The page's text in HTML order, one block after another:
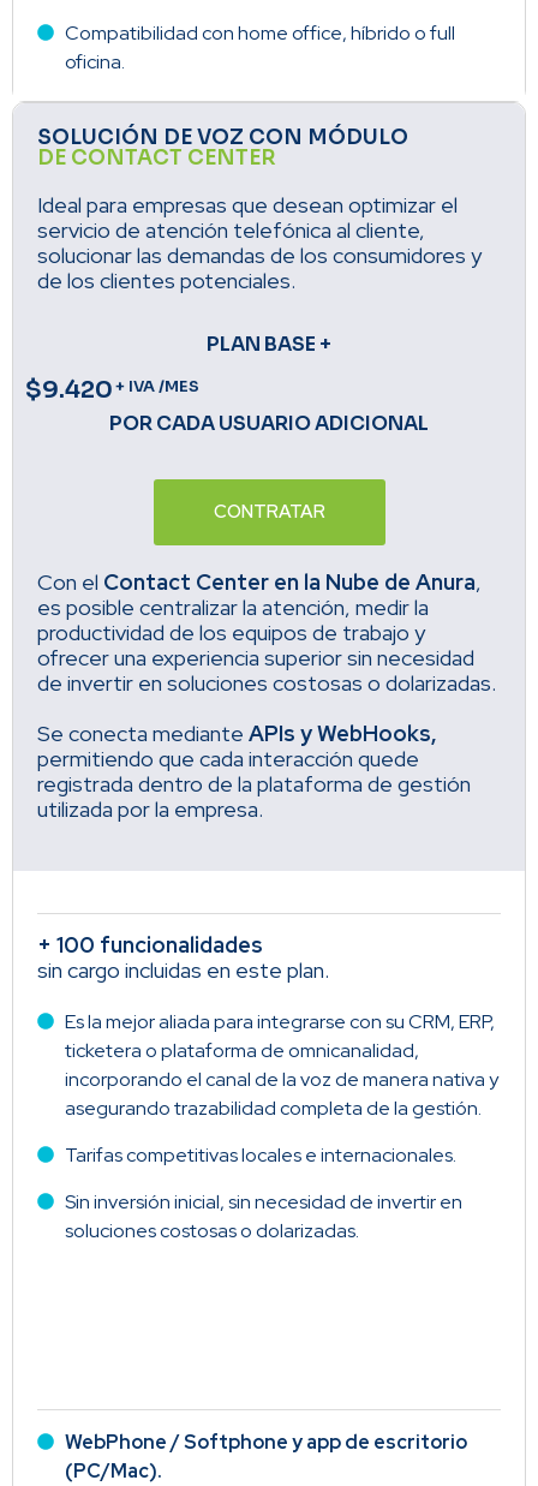
Compatibilidad con home office, híbrido o full
oficina.
SOLUCIÓN DE VOZ CON MÓDULO
DE CONTACT CENTER
Ideal para empresas que desean optimizar el
servicio de atención telefónica al cliente,
solucionar las demandas de los consumidores y
de los clientes potenciales.
PLAN BASE +
$9.420+ IVA /MES
POR CADA USUARIO ADICIONAL
CONTRATAR
Con el Contact Center en la Nube de Anura,
es posible centralizar la atención, medir la
productividad de los equipos de trabajo y
ofrecer una experiencia superior sin necesidad
de invertir en soluciones costosas o dolarizadas.
Se conecta mediante APIs y WebHooks,
permitiendo que cada interacción quede
registrada dentro de la plataforma de gestión
utilizada por la empresa.
+ 100 funcionalidades
sin cargo incluidas en este plan.
Es la mejor aliada para integrarse con su CRM, ERP,
ticketera o plataforma de omnicanalidad,
incorporando el canal de la voz de manera nativa y
asegurando trazabilidad completa de la gestión.
Tarifas competitivas locales e internacionales.
Sin inversión inicial, sin necesidad de invertir en
soluciones costosas o dolarizadas.
WebPhone / Softphone y app de escritorio
(PC/Mac).